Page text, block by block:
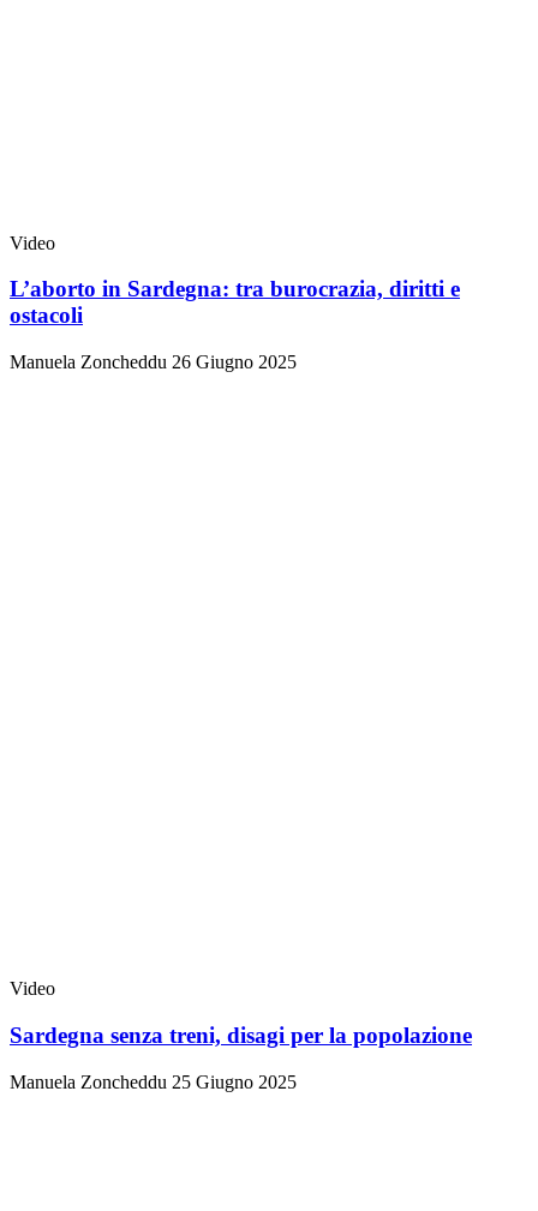
Video
L’aborto in Sardegna: tra burocrazia, diritti e
ostacoli
Manuela Zoncheddu 26 Giugno 2025
Video
Sardegna senza treni, disagi per la popolazione
Manuela Zoncheddu 25 Giugno 2025